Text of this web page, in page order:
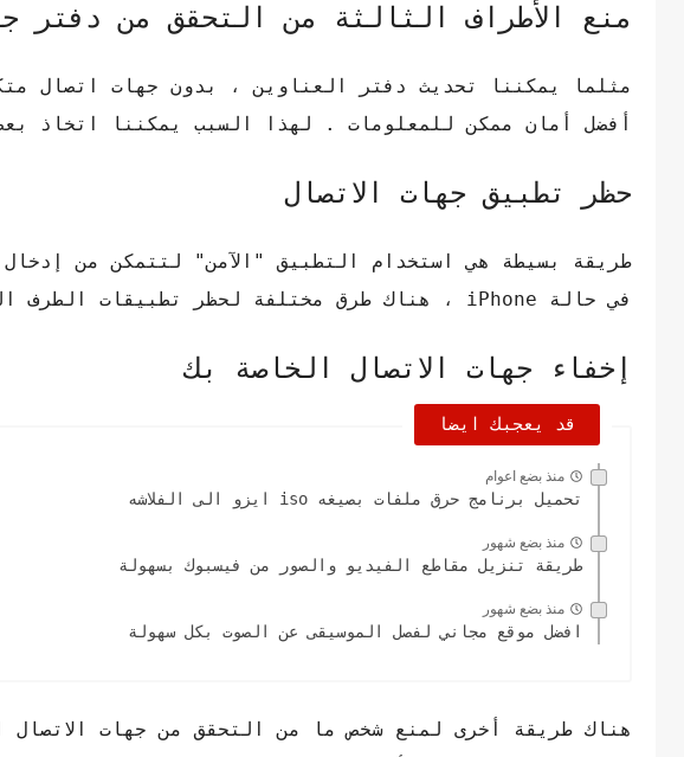
منع الأطراف الثالثة من التحقق من دفتر
مثلما يمكننا تحديث دفتر العناوين ، بدون جهات اتصال
أفضل أمان ممكن للمعلومات . لهذا السبب يمكننا اتخاذ
حظر تطبيق جهات الاتصال
طريقة بسيطة هي استخدام التطبيق "الآمن" لتتمكن من
في حالة iPhone ، هناك طرق مختلفة لحظر تطبيقات الطرف الثالث أو حمايتها باستخدام كلمة مرور.
إخفاء جهات الاتصال الخاصة بك
قد يعجبك ايضا
منذ بضع اعوام
تحميل برنامج حرق ملفات بصيغه iso ايزو الى الفلاشه
منذ بضع شهور
طريقة تنزيل مقاطع الفيديو والصور من فيسبوك بسهولة
منذ بضع شهور
افضل موقع مجاني لفصل الموسيقى عن الصوت بكل سهولة